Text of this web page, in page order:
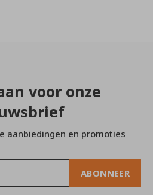
voor onze
aanbiedingen en promoties
ABONNEER